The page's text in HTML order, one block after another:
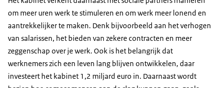
om meer uren werk te stimuleren en om werk meer lonend en
aantrekkelijker te maken. Denk bijvoorbeeld aan het verhogen
van salarissen, het bieden van zekere contracten en meer
zeggenschap over je werk. Ook is het belangrijk dat
werknemers zich een leven lang blijven ontwikkelen, daar
investeert het kabinet 1,2 miljard euro in. Daarnaast wordt